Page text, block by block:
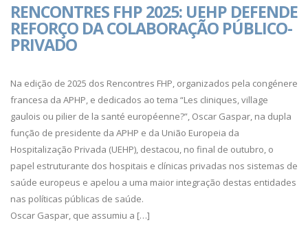
RENCONTRES FHP 2025: UEHP DEFENDE
REFORÇO DA COLABORAÇÃO PÚBLICO-
PRIVADO
Na edição de 2025 dos Rencontres FHP, organizados pela congénere
francesa da APHP, e dedicados ao tema “Les cliniques, village
gaulois ou pilier de la santé européenne?”, Oscar Gaspar, na dupla
função de presidente da APHP e da União Europeia da
Hospitalização Privada (UEHP), destacou, no final de outubro, o
papel estruturante dos hospitais e clínicas privadas nos sistemas de
saúde europeus e apelou a uma maior integração destas entidades
nas políticas públicas de saúde.
Oscar Gaspar, que assumiu a […]